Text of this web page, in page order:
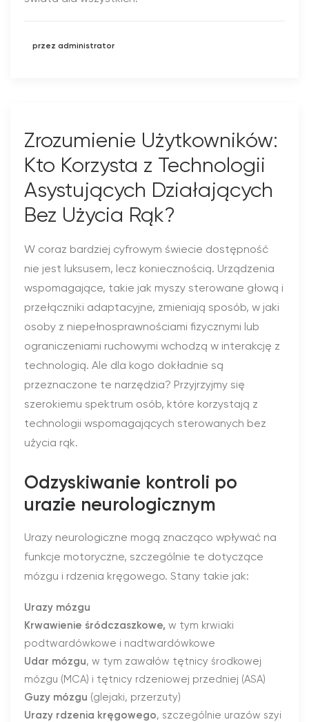
przez administrator
Zrozumienie Użytkowników:
Kto Korzysta z Technologii
Asystujących Działających
Bez Użycia Rąk?
W coraz bardziej cyfrowym świecie dostępność
nie jest luksusem, lecz koniecznością. Urządzenia
wspomagające, takie jak myszy sterowane głową i
przełączniki adaptacyjne, zmieniają sposób, w jaki
osoby z niepełnosprawnościami fizycznymi lub
ograniczeniami ruchowymi wchodzą w interakcję z
technologią. Ale dla kogo dokładnie są
przeznaczone te narzędzia? Przyjrzyjmy się
szerokiemu spektrum osób, które korzystają z
technologii wspomagających sterowanych bez
użycia rąk.
Odzyskiwanie kontroli po
urazie neurologicznym
Urazy neurologiczne mogą znacząco wpływać na
funkcje motoryczne, szczególnie te dotyczące
mózgu i rdzenia kręgowego. Stany takie jak:
Urazy mózgu
Krwawienie śródczaszkowe, w tym krwiaki
podtwardówkowe i nadtwardówkowe
Udar mózgu, w tym zawałów tętnicy środkowej
mózgu (MCA) i tętnicy rdzeniowej przedniej (ASA)
Guzy mózgu (glejaki, przerzuty)
Urazy rdzenia kręgowego, szczególnie urazów szyi